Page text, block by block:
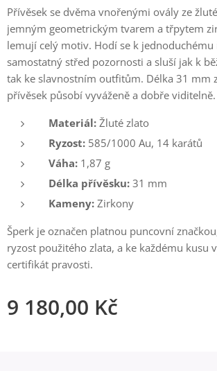
Přívěsek se dvěma vnořenými ovály ze
jemným geometrickým tvarem a třpytem
lemují celý motiv. Hodí se k
samostatný střed pozornosti a sluší jak k
tak ke slavnostním outfitům. Délka 31 mm
přívěsek působí vyváženě a dobře viditelně.
Materiál: Žluté zlato
Ryzost: 585/1000 Au, 14 karátů
Váha: 1,87 g
Délka přívěsku: 31 mm
Kameny: Zirkony
Šperk je označen platnou puncovní
ryzost použitého zlata, a ke každému kusu
certifikát pravosti.
9 180,00 Kč